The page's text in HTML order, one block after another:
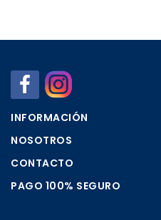
INFORMACIÓN
NOSOTROS
CONTACTO
PAGO 100% SEGURO